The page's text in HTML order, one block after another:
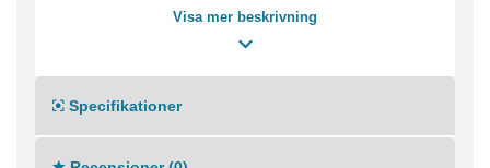
transparent A4-ficka framtill för personligt omslag.
● Transparent A4-ficka för personligt omslag
● 3 klaffar och 2 elastiska remmar säkerställer säker
Visa mer beskrivning
Specifikationer